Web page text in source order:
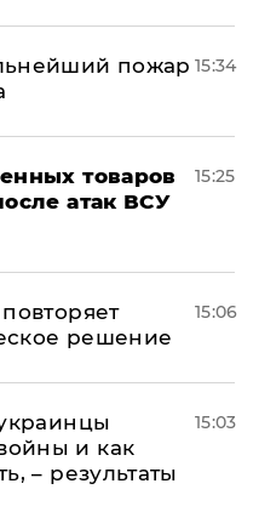
пожар 15:34
товаров
атак ВСУ
15:25
решение
15:06
и как
– результаты
15:03